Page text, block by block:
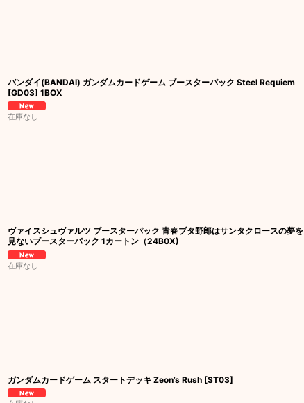
バンダイ(BANDAI) ガンダムカードゲーム ブースターパック Steel Requiem
[GD03] 1BOX
在庫なし
ヴァイスシュヴァルツ ブースターパック 青春ブタ野郎はサンタクロースの夢を
見ないブースターパック 1カートン（24B0X)
在庫なし
ガンダムカードゲーム スタートデッキ Zeon’s Rush [ST03]